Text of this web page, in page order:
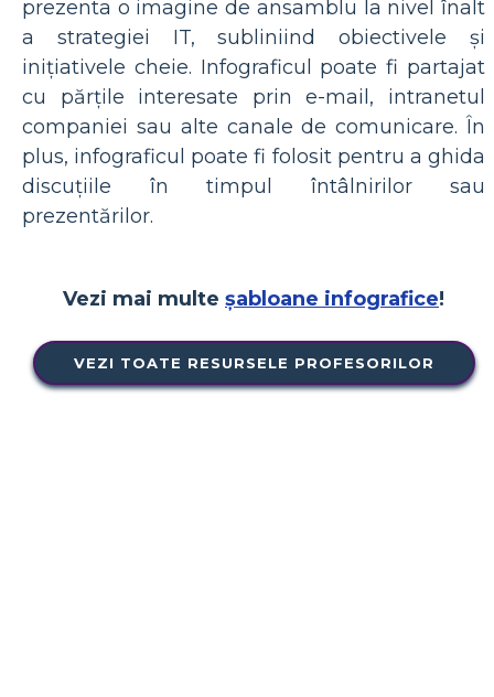
prezenta o imagine de ansamblu la nivel înalt
a strategiei IT, subliniind obiectivele și
inițiativele cheie. Infograficul poate fi partajat
cu părțile interesate prin e-mail, intranetul
companiei sau alte canale de comunicare. În
plus, infograficul poate fi folosit pentru a ghida
discuțiile în timpul întâlnirilor sau
prezentărilor.
Vezi mai multe șabloane infografice!
VEZI TOATE RESURSELE PROFESORILOR